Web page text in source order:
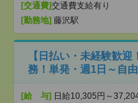
[交通費]交通費支給有り
[勤務地] 藤沢駅
【日払い・未経験歓
務！単発・週1日～自
[給 与] 日給10,305円～